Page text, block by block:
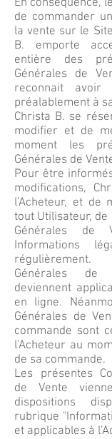
de commander
la vente sur le
B. emporte
entière des
Générales de
reconnait avoir
préalablement à
Christa B. se
modifier et de
moment les
Générales de
Pour être
modifications,
l’Acheteur, et de
tout Utilisateur,
Générales
Informations
Générales de
deviennent
en ligne.
Générales de
commande sont
l’Acheteur au
de sa commande.
Les présentes
de Vente
dispositions
rubrique
et applicables à